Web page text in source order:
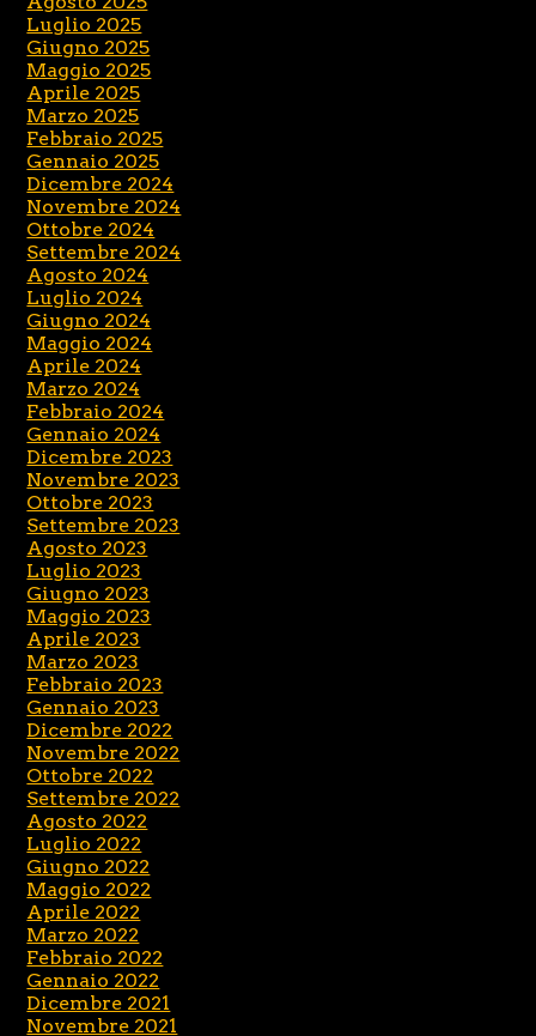
Luglio 2025
Giugno 2025
Maggio 2025
Aprile 2025
Marzo 2025
Febbraio 2025
Gennaio 2025
Dicembre 2024
Novembre 2024
Ottobre 2024
Settembre 2024
Agosto 2024
Luglio 2024
Giugno 2024
Maggio 2024
Aprile 2024
Marzo 2024
Febbraio 2024
Gennaio 2024
Dicembre 2023
Novembre 2023
Ottobre 2023
Settembre 2023
Agosto 2023
Luglio 2023
Giugno 2023
Maggio 2023
Aprile 2023
Marzo 2023
Febbraio 2023
Gennaio 2023
Dicembre 2022
Novembre 2022
Ottobre 2022
Settembre 2022
Agosto 2022
Luglio 2022
Giugno 2022
Maggio 2022
Aprile 2022
Marzo 2022
Febbraio 2022
Gennaio 2022
Dicembre 2021
Novembre 2021